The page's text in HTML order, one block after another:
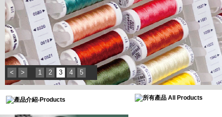
< > 1 2 3 4 5